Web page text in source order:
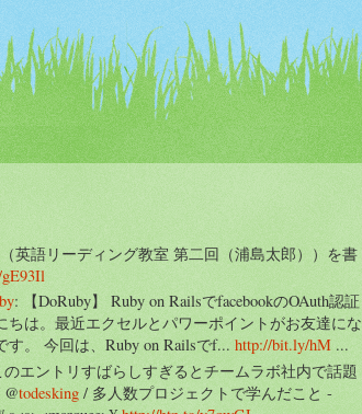
英語リーディング教室 第二回（浦島太郎））を書
: 【DoRuby】 Ruby on RailsでfacebookのOAuth認証
ちは。最近エクセルとパワーポイントがお友達にな
す。 今回は、Ruby on Railsでf...http://bit.ly/hM ...
のエントリすばらしすぎるとチームラボ社内で話題
todesking / 多人数プロジェクトで学んだこと -